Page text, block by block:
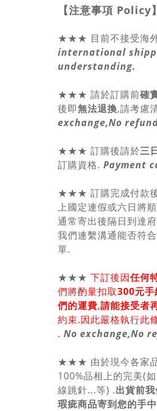
【注意事項 Policy】
★★★ 目前不接受海
international
understanding.
★★★ 請於訂購前確
後即無法退換,請考慮
exchange,No
★★★ 訂購後請於三
訂購資格. Payment
★★★ 訂購完成付款後
上國定連假或六日將
通常寄出後隔日到達
我們連繫溝通能否符
單.
★★★ 下訂後因任何
們將酌量扣取300元手
們的運費,請能接受者
約束.因此嚴格執行此
. No exchange,No
★★★ 由於現今各家品
100%品相上的完美(
線跳針...等) .出貨前
瑕疵商品寄到您的手中